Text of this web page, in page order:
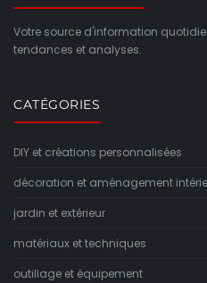
Votre source d'information
tendances et analyses.
CATÉGORIES
DIY et créations personnalisées
décoration et aménagement
jardin et extérieur
matériaux et techniques
outillage et équipement